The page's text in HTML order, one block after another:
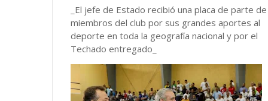
_El jefe de Estado recibió una placa de parte de
miembros del club por sus grandes aportes al
deporte en toda la geografía nacional y por el
Techado entregado_